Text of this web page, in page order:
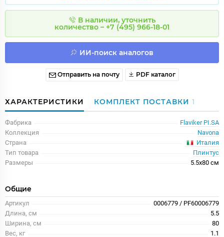
В наличии, уточнить
количество – +7 (495) 966-18-01
ИИ-поиск аналогов
Отправить на почту PDF каталог
ХАРАКТЕРИСТИКИ КОМПЛЕКТ ПОСТАВКИ 1
Фабрика
Flaviker PI.SA
Коллекция
Navona
Страна
Италия
Тип товара
Плинтус
Размеры
5.5x80 см
Общие
Артикул
0006779 / PF60006779
Длина, см
5.5
Ширина, см
80
Вес, кг
1.1